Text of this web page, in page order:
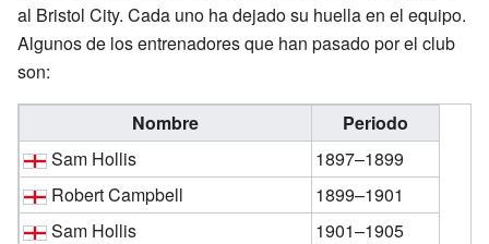
al Bristol City. Cada uno ha dejado su huella en el equipo.
Algunos de los entrenadores que han pasado por el club
son:
Nombre
Periodo
Sam Hollis
1897–1899
Robert Campbell
1899–1901
Sam Hollis
1901–1905